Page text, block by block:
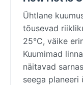
Ühtlane
tõusevad
25°C, väike
Kuumimad
näitavad
seega planeeri